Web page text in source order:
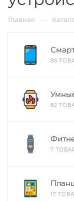
Главная —
86
82
7
17